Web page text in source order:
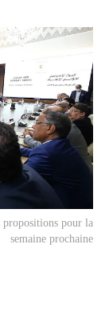
propositions pour la
semaine prochaine